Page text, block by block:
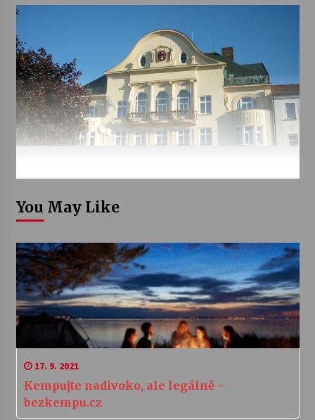
You May Like
17. 9. 2021
Kempujte nadivoko, ale legálně –
bezkempu.cz